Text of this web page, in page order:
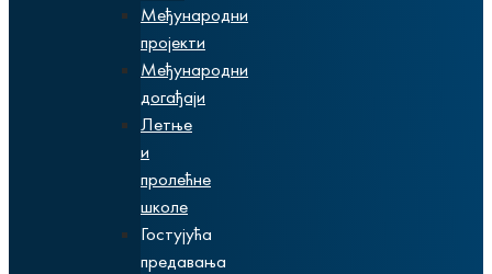
Међународни
пројекти
Међународни
догађаји
Летње
и
пролећне
школе
Гостујућа
предавања